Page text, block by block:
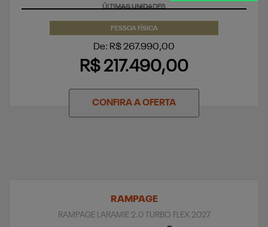
PESSOA FÍSICA
De: R$ 267.990,00
R$ 217.490,00
CONFIRA A OFERTA
RAMPAGE
RAMPAGE LARAMIE 2.0 TURBO FLEX 2027